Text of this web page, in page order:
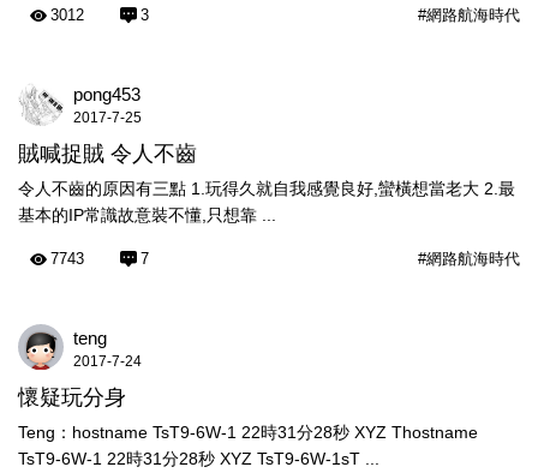
#網路航海時代
3012 3
pong453
2017-7-25
賊喊捉賊 令人不齒
令人不齒的原因有三點 1.玩得久就自我感覺良好,蠻橫想當老大 2.最
基本的IP常識故意裝不懂,只想靠 ...
#網路航海時代
7743 7
teng
2017-7-24
懷疑玩分身
Teng：hostname TsT9-6W-1 22時31分28秒 XYZ Thostname
TsT9-6W-1 22時31分28秒 XYZ TsT9-6W-1sT ...